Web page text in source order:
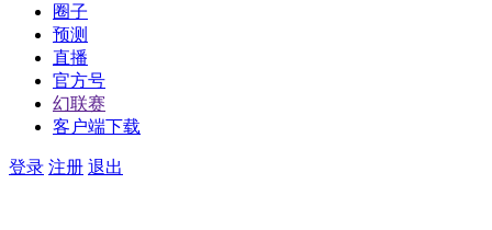
圈子
预测
直播
官方号
幻联赛
客户端下载
登录 注册 退出